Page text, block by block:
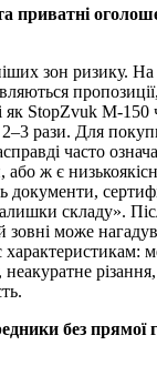
приватні
зон ризику.
як StopZvuk M-
рази. Для
часто
або ж є
документи,
складу».
зовні може
характеристикам:
неакуратне
без прямої